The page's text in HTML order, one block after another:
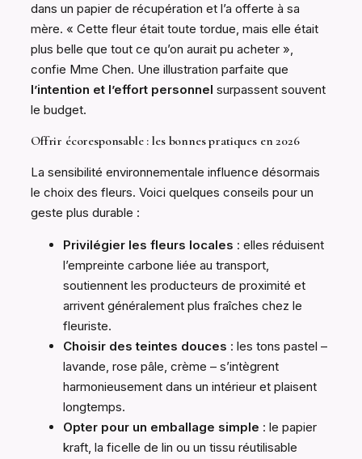
dans un papier de récupération et l’a offerte à sa
mère. « Cette fleur était toute tordue, mais elle était
plus belle que tout ce qu’on aurait pu acheter »,
confie Mme Chen. Une illustration parfaite que
l’intention et l’effort personnel surpassent souvent
le budget.
Offrir écoresponsable : les bonnes pratiques en 2026
La sensibilité environnementale influence désormais
le choix des fleurs. Voici quelques conseils pour un
geste plus durable :
Privilégier les fleurs locales : elles réduisent
l’empreinte carbone liée au transport,
soutiennent les producteurs de proximité et
arrivent généralement plus fraîches chez le
fleuriste.
Choisir des teintes douces : les tons pastel –
lavande, rose pâle, crème – s’intègrent
harmonieusement dans un intérieur et plaisent
longtemps.
Opter pour un emballage simple : le papier
kraft, la ficelle de lin ou un tissu réutilisable